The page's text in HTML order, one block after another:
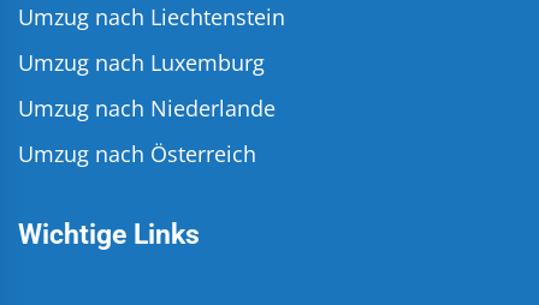
Umzug nach Liechtenstein
Umzug nach Luxemburg
Umzug nach Niederlande
Umzug nach Österreich
Wichtige Links